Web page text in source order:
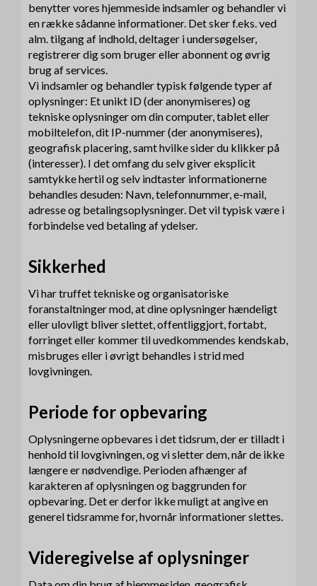
benytter vores hjemmeside indsamler og behandler vi
en række sådanne informationer. Det sker f.eks. ved
alm. tilgang af indhold, deltager i undersøgelser,
registrerer dig som bruger eller abonnent og øvrig
brug af services.
Vi indsamler og behandler typisk følgende typer af
oplysninger: Et unikt ID (der anonymiseres) og
tekniske oplysninger om din computer, tablet eller
mobiltelefon, dit IP-nummer (der anonymiseres),
geografisk placering, samt hvilke sider du klikker på
(interesser). I det omfang du selv giver eksplicit
samtykke hertil og selv indtaster informationerne
behandles desuden: Navn, telefonnummer, e-mail,
adresse og betalingsoplysninger. Det vil typisk være i
forbindelse ved betaling af ydelser.
Sikkerhed
Vi har truffet tekniske og organisatoriske
foranstaltninger mod, at dine oplysninger hændeligt
eller ulovligt bliver slettet, offentliggjort, fortabt,
forringet eller kommer til uvedkommendes kendskab,
misbruges eller i øvrigt behandles i strid med
lovgivningen.
Periode for opbevaring
Oplysningerne opbevares i det tidsrum, der er tilladt i
henhold til lovgivningen, og vi sletter dem, når de ikke
længere er nødvendige. Perioden afhænger af
karakteren af oplysningen og baggrunden for
opbevaring. Det er derfor ikke muligt at angive en
generel tidsramme for, hvornår informationer slettes.
Videregivelse af oplysninger